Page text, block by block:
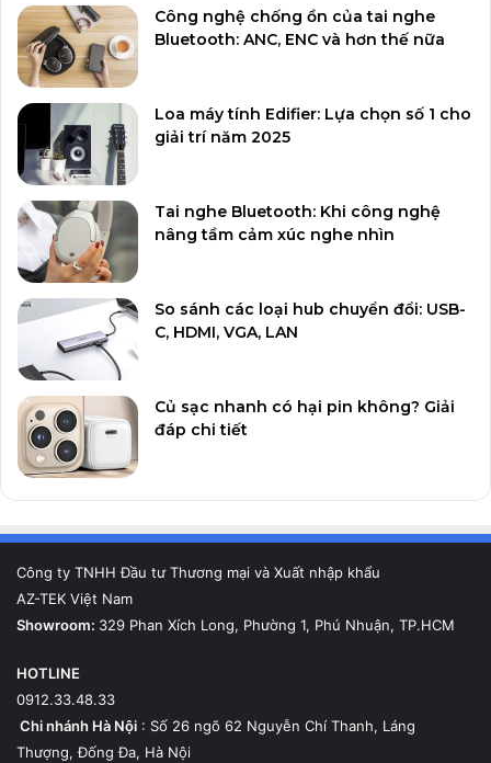
Công nghệ chống ồn của tai nghe
Bluetooth: ANC, ENC và hơn thế nữa
Loa máy tính Edifier: Lựa chọn số 1 cho
giải trí năm 2025
Tai nghe Bluetooth: Khi công nghệ
nâng tầm cảm xúc nghe nhìn
So sánh các loại hub chuyển đổi: USB-
C, HDMI, VGA, LAN
Củ sạc nhanh có hại pin không? Giải
đáp chi tiết
Công ty TNHH Đầu tư Thương mại và Xuất nhập khẩu
AZ-TEK Việt Nam
Showroom: 329 Phan Xích Long, Phường 1, Phú Nhuận, TP.HCM
HOTLINE
0912.33.48.33
Chi nhánh Hà Nội : Số 26 ngõ 62 Nguyễn Chí Thanh, Láng
Thượng, Đống Đa, Hà Nội